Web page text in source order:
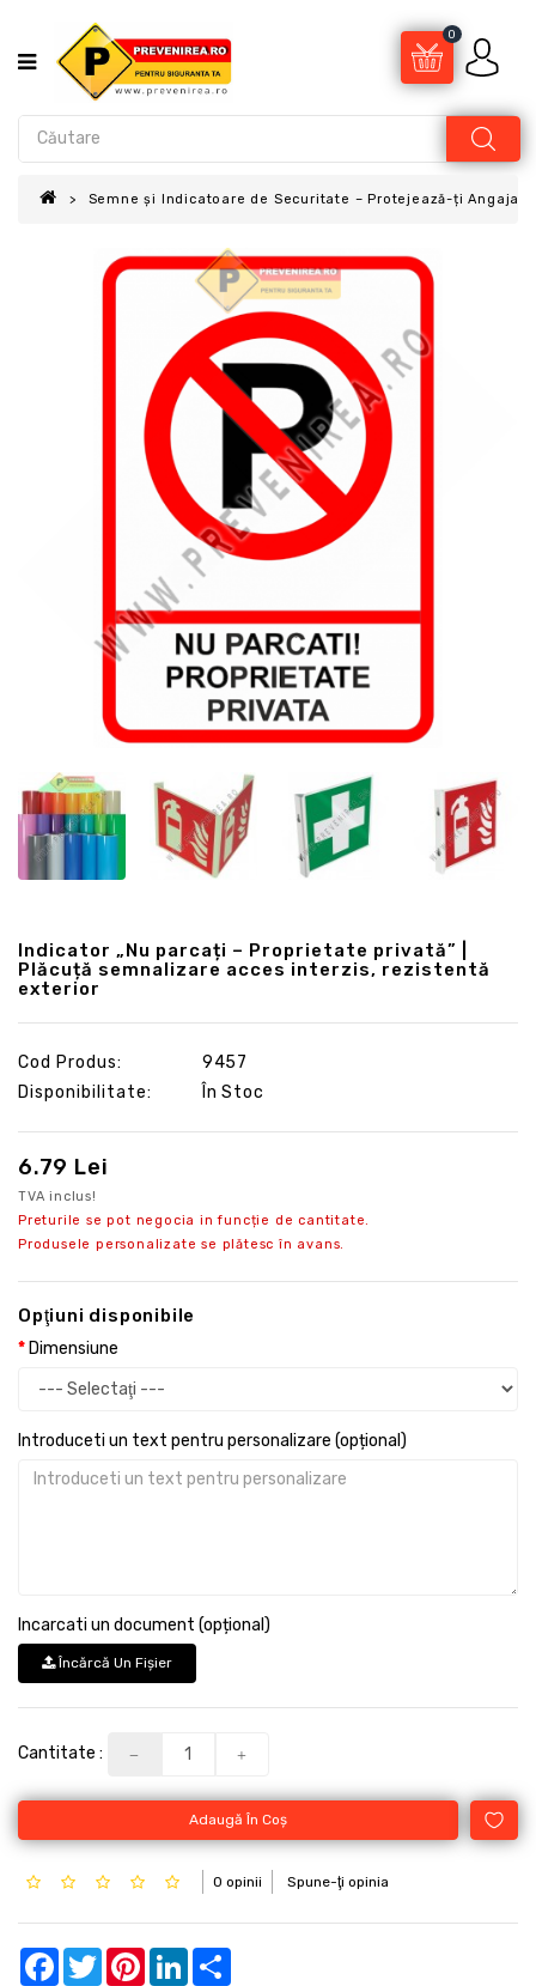
0
Semne și Indicatoare de Securitate – Protejează-ți
Indicator „Nu parcați – Proprietate privată” |
Plăcuță semnalizare acces interzis, rezistentă
exterior
Cod Produs:
9457
Disponibilitate:
În Stoc
6.79 Lei
TVA inclus!
Preturile se pot negocia in funcție de cantitate.
Produsele personalizate se plătesc în avans.
Opţiuni disponibile
Dimensiune
Introduceti un text pentru personalizare (opțional)
Incarcati un document (opțional)
Încărcă Un Fişier
Cantitate :
Adaugă În Coş
0 opinii Spune-ţi opinia
Facebook
TwitterPinterestLinkedIn